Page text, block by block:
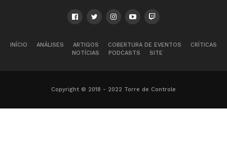
INÍCIO ANÁLISES ARTIGOS COBERTURA DE EVENTOS
CRÍTICAS
NOTÍCIAS
PODCASTS SITE
Copyright © 2018 - 2022 Torre de Controle